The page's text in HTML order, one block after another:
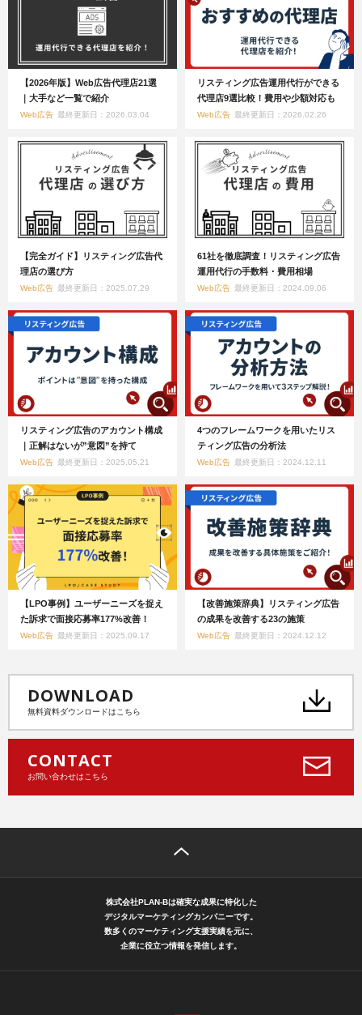
【2026年版】Web広告代理店21選
｜大手など一覧で紹介
Web広告 最終更新日：2026.03.04
リスティング広告運用代行ができる
代理店9選比較！費用や少額対応も
Web広告 最終更新日：2026.02.26
【完全ガイド】リスティング広告代
理店の選び方
Web広告 最終更新日：2025.07.29
61社を徹底調査！リスティング広告
運用代行の手数料・費用相場
Web広告 最終更新日：2024.09.06
リスティング広告のアカウント構成
｜正解はないが”意図”を持て
Web広告 最終更新日：2025.05.21
4つのフレームワークを用いたリス
ティング広告の分析法
Web広告 最終更新日：2024.12.11
【LPO事例】ユーザーニーズを捉え
た訴求で面接応募率177%改善！
Web広告 最終更新日：2025.09.17
【改善施策辞典】リスティング広告
の成果を改善する23の施策
Web広告 最終更新日：2024.12.12
DOWNLOAD
無料資料ダウンロードはこちら
CONTACT
お問い合わせはこちら
株式会社PLAN-Bは確実な成果に特化した
デジタルマーケティングカンパニーです。
数多くのマーケティング支援実績を元に、
企業に役立つ情報を発信します。